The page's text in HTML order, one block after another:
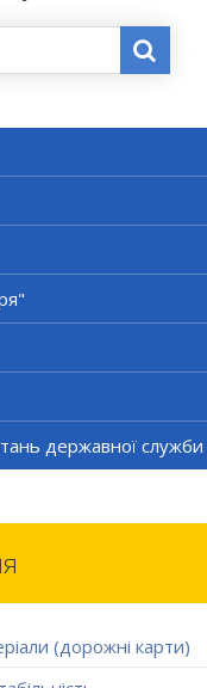
державної служби
(дорожні карти)